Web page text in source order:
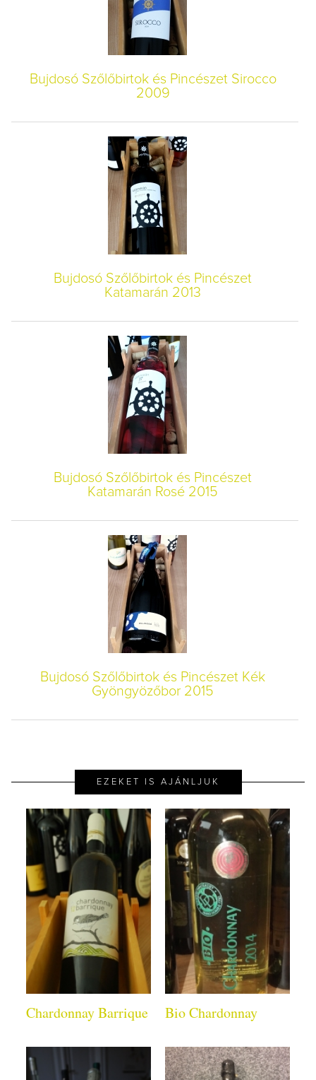
Bujdosó Szőlőbirtok és Pincészet Sirocco
2009
Bujdosó Szőlőbirtok és Pincészet
Katamarán 2013
Bujdosó Szőlőbirtok és Pincészet
Katamarán Rosé 2015
Bujdosó Szőlőbirtok és Pincészet Kék
Gyöngyözőbor 2015
EZEKET IS AJÁNLJUK
Chardonnay Barrique Bio Chardonnay